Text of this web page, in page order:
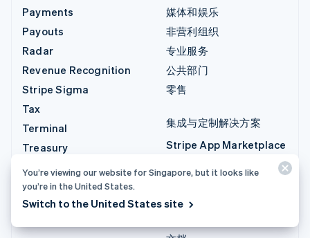
Payments
Payouts
Radar
Revenue Recognition
Stripe Sigma
Tax
Terminal
Treasury
媒体和娱乐
非营利组织
专业服务
公共部门
零售
集成与定制解决方案
Stripe App Marketplace
Stripe 合作伙伴生态系统
You’re viewing our website for Singapore, but it looks like
you’re in the United States.
Switch to the United States site